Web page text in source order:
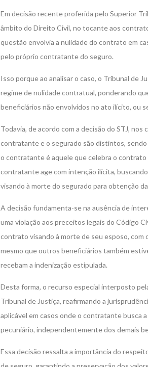
Em decisão recente proferida pelo Superior
âmbito do Direito Civil, no tocante aos
questão envolvia a nulidade do contrato em
pelo próprio contratante do seguro.
Isso porque ao analisar o caso, o Tribunal de
regime de nulidade contratual, ponderando
beneficiários não envolvidos no ato ilícito, ou
Todavia, de acordo com a decisão do STJ,
contratante e o segurado são distintos,
o contratante é aquele que celebra o
contratante age com intenção ilícita,
visando à morte do segurado para obtenção
A decisão fundamenta-se na ausência de
uma violação aos preceitos legais do Código
contrato visando à morte de seu esposo,
mesmo que outros beneficiários também
recebam a indenização estipulada.
Desta forma, o recurso especial interposto
Tribunal de Justiça, reafirmando a
aplicável em casos onde o contratante busca
pecuniário, independentemente dos demais
Essa decisão ressalta a importância do